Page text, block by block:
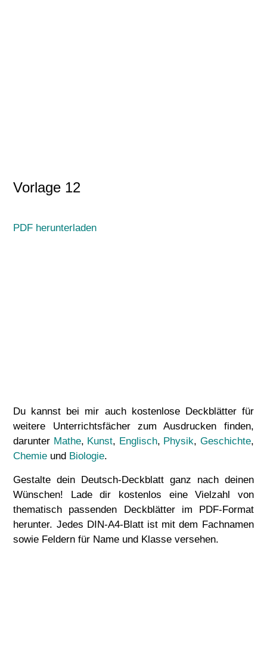
Vorlage 12
PDF herunterladen
Du kannst bei mir auch kostenlose Deckblätter für
weitere Unterrichtsfächer zum Ausdrucken finden,
darunter Mathe, Kunst, Englisch, Physik, Geschichte,
Chemie und Biologie.
Gestalte dein Deutsch-Deckblatt ganz nach deinen
Wünschen! Lade dir kostenlos eine Vielzahl von
thematisch passenden Deckblätter im PDF-Format
herunter. Jedes DIN-A4-Blatt ist mit dem Fachnamen
sowie Feldern für Name und Klasse versehen.